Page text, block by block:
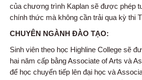
của chương trình Kaplan sẽ được phép
chính thức mà không cần trải qua kỳ thi
CHUYÊN NGÀNH ĐÀO TẠO:
Sinh viên theo học Highline College sẽ
hai năm cấp bằng Associate of Arts và
để học chuyển tiếp lên đại học và